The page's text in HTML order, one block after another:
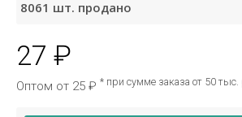
8061 шт. продано
27 ₽
Оптом от 25 ₽ * при сумме заказа от 50 тыс.